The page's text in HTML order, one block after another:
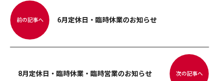
前の記事へ 6月定休日・臨時休業のお知らせ
次の記事へ
8月定休日・臨時休業・臨時営業のお知らせ